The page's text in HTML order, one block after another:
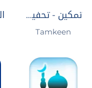
تمكين - تحفيظ قرآن
Tamkeen‏